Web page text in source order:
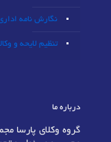
نگارش نامه
تنظیم لایحه و
درباره ما
گروه وکلای پارسا